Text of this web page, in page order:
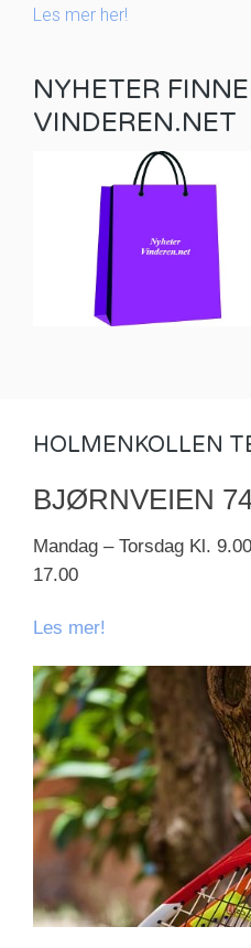
Les mer her!
NYHETER
VINDEREN.NET
HOLMENKOLLEN
BJØRNVEIEN
Mandag – Torsdag Kl.
17.00
Les mer!